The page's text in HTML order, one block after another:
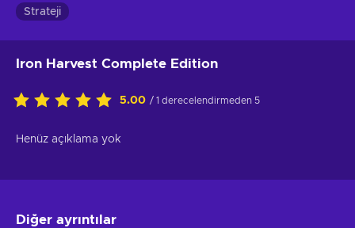
Strateji
Iron Harvest Complete Edition
5.00 / 1 derecelendirmeden 5
Henüz açıklama yok
Diğer ayrıntılar